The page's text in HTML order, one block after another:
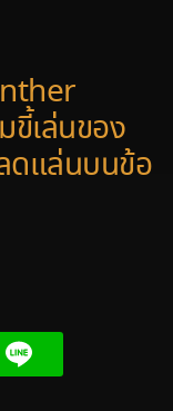
เล่นของ
ดแล่นบนข้อ